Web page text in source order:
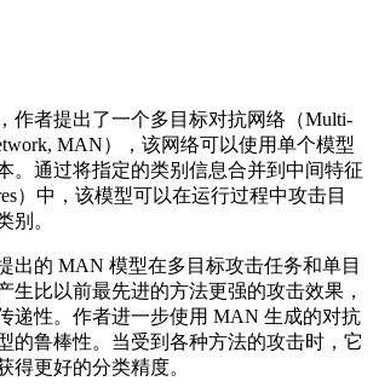
者提出了一个多目标对抗网络（Multi-
MAN），该网络可以使用单个模型
。通过将指定的类别信息合并到中间特征
）中，该模型可以在运行过程中攻击目
别。
的 MAN 模型在多目标攻击任务和单目
生比以前最先进的方法更强的攻击效果，
递性。作者进一步使用 MAN 生成的对抗
的鲁棒性。当受到各种方法的攻击时，它
得更好的分类精度。